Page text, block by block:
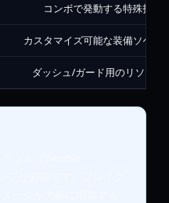
コンボで発動する特殊技
カスタマイズ可能な装備ソケッ
ダッシュ/ガード用のリソース